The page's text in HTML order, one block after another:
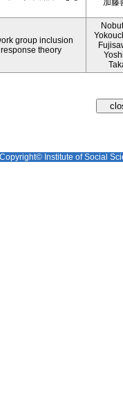
加藤
group inclusion
theory
Copyright© Institute of Social